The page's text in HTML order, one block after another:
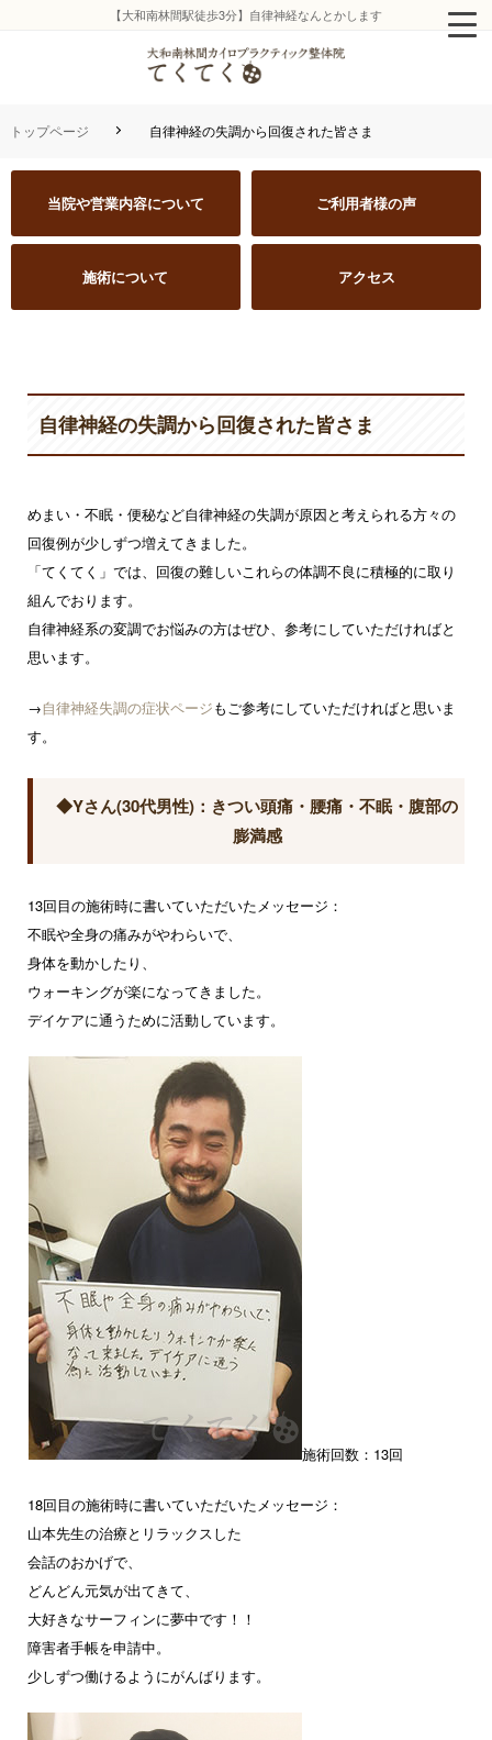
【大和南林間駅徒歩3分】自律神経なんとかします
トップページ 自律神経の失調から回復された皆さま
当院や営業内容について ご利用者様の声
施術について アクセス
自律神経の失調から回復された皆さま
めまい・不眠・便秘など自律神経の失調が原因と考えられる方々の
回復例が少しずつ増えてきました。
「てくてく」では、回復の難しいこれらの体調不良に積極的に取り
組んでおります。
自律神経系の変調でお悩みの方はぜひ、参考にしていただければと
思います。
→自律神経失調の症状ページもご参考にしていただければと思いま
す。
◆Yさん(30代男性)：きつい頭痛・腰痛・不眠・腹部の
膨満感
13回目の施術時に書いていただいたメッセージ：
不眠や全身の痛みがやわらいで、
身体を動かしたり、
ウォーキングが楽になってきました。
デイケアに通うために活動しています。
施術回数：13回
18回目の施術時に書いていただいたメッセージ：
山本先生の治療とリラックスした
会話のおかげで、
どんどん元気が出てきて、
大好きなサーフィンに夢中です！！
障害者手帳を申請中。
少しずつ働けるようにがんばります。